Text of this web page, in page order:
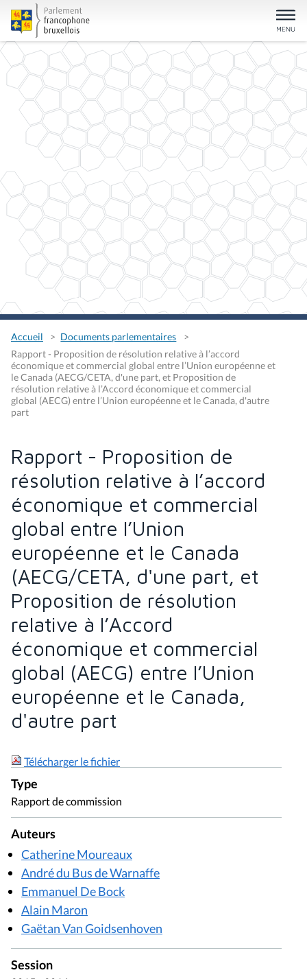
Accueil
Documents parlementaires
Rapport - Proposition de résolution relative à l’accord
économique et commercial global entre l’Union européenne et
le Canada (AECG/CETA, d'une part, et Proposition de
résolution relative à l’Accord économique et commercial
global (AECG) entre l’Union européenne et le Canada, d'autre
part
Rapport - Proposition de
résolution relative à l’accord
économique et commercial
global entre l’Union
européenne et le Canada
(AECG/CETA, d'une part, et
Proposition de résolution
relative à l’Accord
économique et commercial
global (AECG) entre l’Union
européenne et le Canada,
d'autre part
Télécharger le fichier
Type
Rapport de commission
Auteurs
Catherine Moureaux
André du Bus de Warnaffe
Emmanuel De Bock
Alain Maron
Gaëtan Van Goidsenhoven
Session